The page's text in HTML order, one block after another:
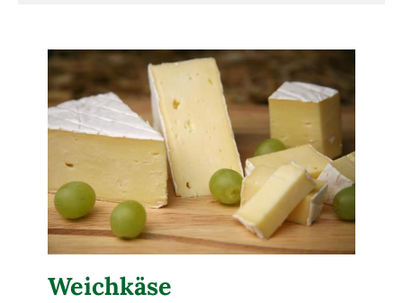
Weichkäse